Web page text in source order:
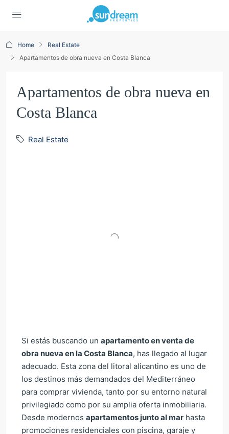
Home
Real Estate
Apartamentos de obra nueva en Costa Blanca
Apartamentos de obra nueva en
Costa Blanca
Real Estate
Si estás buscando un apartamento en venta de
obra nueva en la Costa Blanca, has llegado al lugar
adecuado. Esta zona del litoral alicantino es uno de
los destinos más demandados del Mediterráneo
para comprar vivienda, tanto por su entorno natural
privilegiado como por su amplia oferta inmobiliaria.
Desde modernos apartamentos junto al mar hasta
promociones residenciales con piscina, garaje y